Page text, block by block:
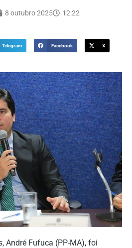
8 outubro 2025
12:22
Telegram Facebook X
André Fufuca (PP-MA), foi